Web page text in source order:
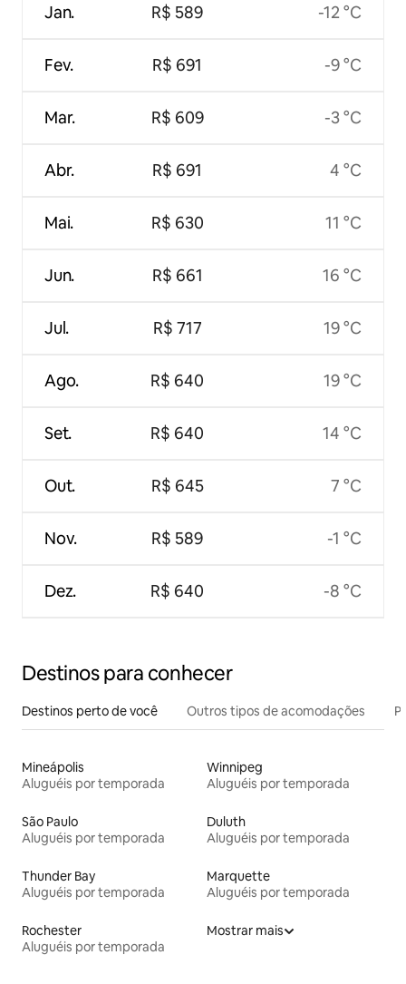
Jan.
Fev.
Mar.
Abr.
Mai.
Jun.
Jul.
Ago.
Set.
Out.
Nov.
Dez.
R$ 589
R$ 691
R$ 609
R$ 691
R$ 630
R$ 661
R$ 717
R$ 640
R$ 640
R$ 645
R$ 589
R$ 640
-12 °C
-9 °C
-3 °C
4 °C
11 °C
16 °C
19 °C
19 °C
14 °C
7 °C
-1 °C
-8 °C
Destinos para conhecer
Destinos perto de você Outros tipos de acomodações
Mineápolis
Aluguéis por temporada
Winnipeg
Aluguéis por temporada
São Paulo
Aluguéis por temporada
Duluth
Aluguéis por temporada
Thunder Bay
Aluguéis por temporada
Marquette
Aluguéis por temporada
Rochester
Aluguéis por temporada
Mostrar mais